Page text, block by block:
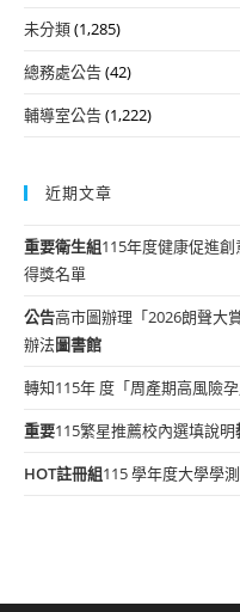
未分類(1,285)
總務處公告(42)
輔導室公告(1,222)
近期文章
重要衛生組115年度健康促進
得獎名單
公告高市圖辦理「2026朗聲大
辦法圖書館
轉知115年 度「周產期高風險
重要115繁星推薦校內選填說明
HOT註冊組115 學年度大學學